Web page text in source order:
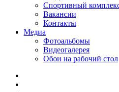
Спортивный
Вакансии
Контакты
Медиа
Фотоальбомы
Видеогалерея
Обои на рабочий стол